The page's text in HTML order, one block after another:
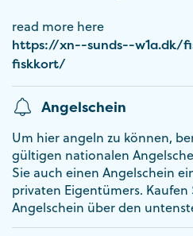
read more here
https://xn--sunds--w1a.dk/
fiskkort/
Angelschein
Um hier angeln zu können,
gültigen nationalen
Sie auch einen Angelschein
privaten Eigentümers.
Angelschein über den